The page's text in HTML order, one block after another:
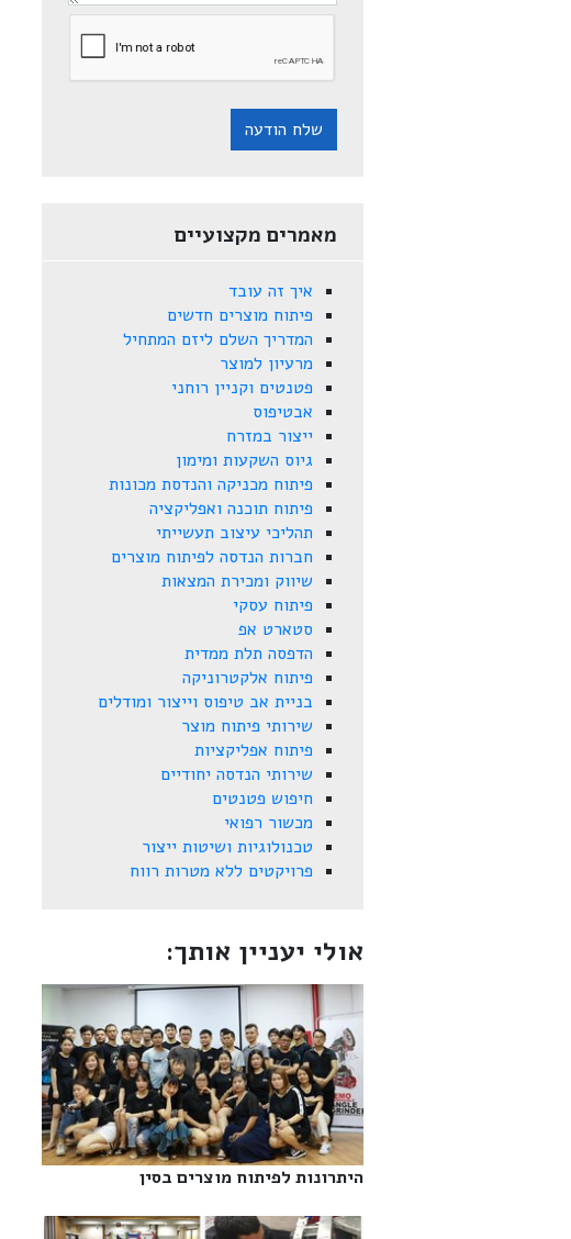
שלח הודעה
מאמרים מקצועיים
איך זה עובד
פיתוח מוצרים חדשים
המדריך השלם ליזם המתחיל
מרעיון למוצר
פטנטים וקניין רוחני
אבטיפוס
ייצור במזרח
גיוס השקעות ומימון
פיתוח מכניקה והנדסת מכונות
פיתוח תוכנה ואפליקציה
תהליכי עיצוב תעשייתי
חברות הנדסה לפיתוח מוצרים
שיווק ומכירת המצאות
פיתוח עסקי
סטארט אפ
הדפסה תלת ממדית
פיתוח אלקטרוניקה
בניית אב טיפוס וייצור ומודלים
שירותי פיתוח מוצר
פיתוח אפליקציות
שירותי הנדסה יחודיים
חיפוש פטנטים
מכשור רפואי
טכנולוגיות ושיטות ייצור
פרויקטים ללא מטרות רווח
אולי יעניין אותך:
היתרונות לפיתוח מוצרים בסין‎